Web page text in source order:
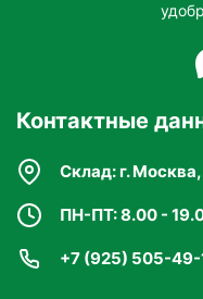
Контактные
Склад: г.
ПН-ПТ: 8.00 -
+7 (925) 505-49-